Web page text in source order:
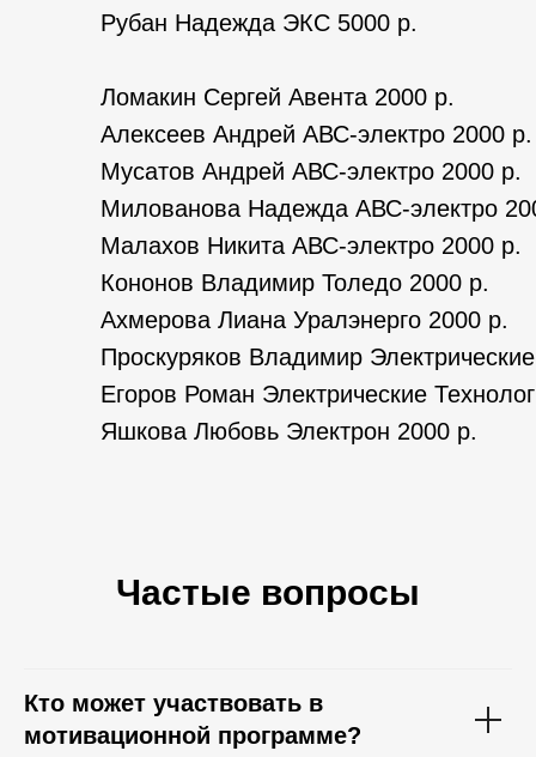
Рубан Надежда ЭКС 5000 р.
Ломакин Сергей Авента 2000 р.
Алексеев Андрей АВС-электро 2000 р.
Мусатов Андрей АВС-электро 2000 р.
Милованова Надежда АВС-электро
Малахов Никита АВС-электро 2000 р.
Кононов Владимир Толедо 2000 р.
Ахмерова Лиана Уралэнерго 2000 р.
Проскуряков Владимир
Егоров Роман Электрические
Яшкова Любовь Электрон 2000 р.
Частые вопросы
Кто может участвовать в
мотивационной программе?